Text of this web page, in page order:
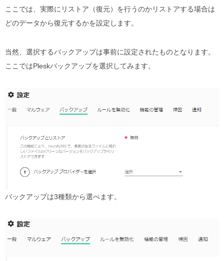
ここでは、実際にリストア（復元）を行うのかリストアする場合は
どのデータから復元するかを設定します。
当然、選択するバックアップは事前に設定されたものとなります。
ここではPleskバックアップを選択してみます。
バックアップは3種類から選べます。